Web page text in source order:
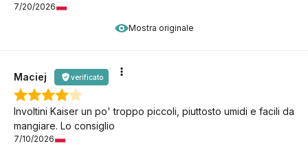
Mostra originale
7/20/2026
Maciej verificato
Involtini Kaiser un po' troppo piccoli, piuttosto umidi e facili da
mangiare. Lo consiglio
7/10/2026